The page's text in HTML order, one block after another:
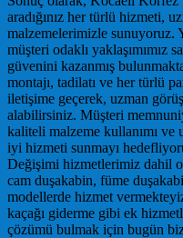
aradığınız her türlü hizmeti,
malzemelerimizle sunuyoruz.
müşteri odaklı yaklaşımımız
güvenini kazanmış
montajı, tadilatı ve her türlü
iletişime geçerek, uzman
alabilirsiniz. Müşteri
kaliteli malzeme kullanımı
iyi hizmeti sunmayı
Değişimi hizmetlerimiz dahil
cam duşakabin, füme
modellerde hizmet
kaçağı giderme gibi ek
çözümü bulmak için bugün